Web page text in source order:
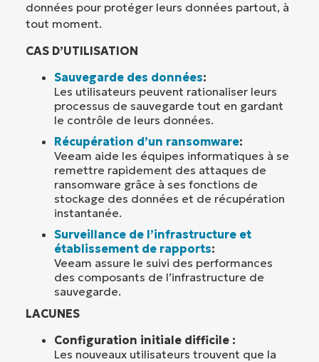
données pour protéger leurs données partout, à
tout moment.
CAS D’UTILISATION
Sauvegarde des données:
Les utilisateurs peuvent rationaliser leurs
processus de sauvegarde tout en gardant
le contrôle de leurs données.
Récupération d’un ransomware:
Veeam aide les équipes informatiques à se
remettre rapidement des attaques de
ransomware grâce à ses fonctions de
stockage des données et de récupération
instantanée.
Surveillance de l’infrastructure et
établissement de rapports:
Veeam assure le suivi des performances
des composants de l’infrastructure de
sauvegarde.
LACUNES
Configuration initiale difficile :
Les nouveaux utilisateurs trouvent que la